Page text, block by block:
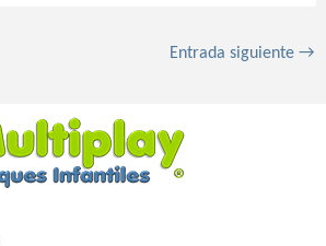
Entrada siguiente→